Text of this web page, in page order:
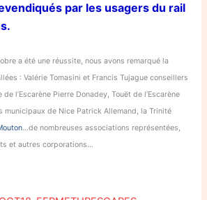
par les usagers du rail
a été une réussite, nous avons remarqué la
: Valérie Tomasini et Francis Tujague conseillers
l’Escarène Pierre Donadey, Touët de l’Escarène
municipaux de Nice Patrick Allemand, la Trinité
…de nombreuses associations représentées,
et autres corporations…